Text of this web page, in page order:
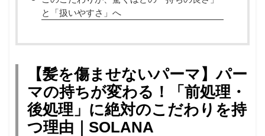
と「扱いやすさ」へ
​【髪を傷ませないパーマ】パー
マの持ちが変わる！「前処理・
後処理」に絶対のこだわりを持
つ理由｜SOLANA